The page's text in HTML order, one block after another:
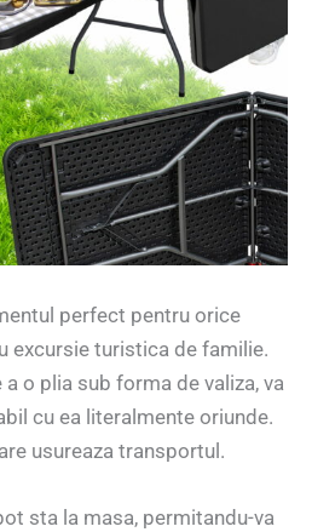
perfect pentru orice
excursie turistica de familie.
o plia sub forma de valiza, va
cu ea literalmente oriunde.
usureaza transportul.
sta la masa, permitandu-va